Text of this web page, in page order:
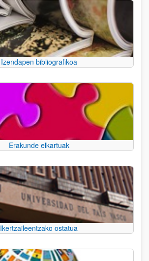
Izendapen bibliografikoa
Erakunde elkartuak
Ikertzaileentzako ostatua